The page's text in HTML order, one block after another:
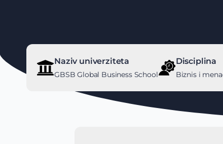
Naziv univerziteta
GBSB Global Business School
Disciplina
Biznis i